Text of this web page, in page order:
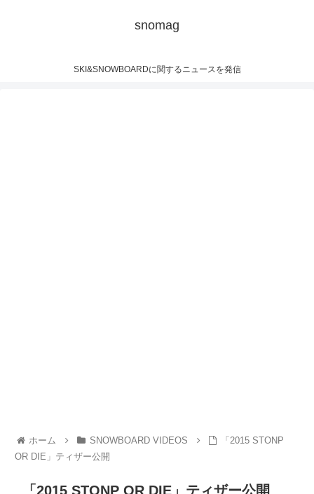
snomag
SKI&SNOWBOARDに関するニュースを発信
ホーム SNOWBOARD VIDEOS
「2015 STONP
OR DIE」ティザー公開
「2015 STONP OR DIE」ティザー公開